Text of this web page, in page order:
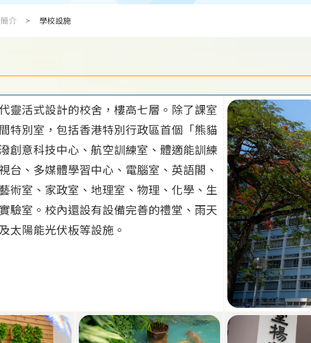
介 > 學校設施
靈活式設計的校舍，樓高七層。除了課室
特別室，包括香港特別行政區首個「熊貓
創意科技中心、航空訓練室、體適能訓練
台、多媒體學習中心、電腦室、英語閣、
術室、家政室、地理室、物理、化學、生
驗室。校內還設有設備完善的禮堂、雨天
太陽能光伏板等設施。